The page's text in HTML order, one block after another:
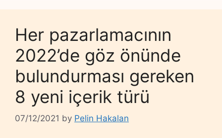
Her pazarlamacının
2022’de göz önünde
bulundurması gereken
8 yeni içerik türü
07/12/2021 by Pelin Hakalan